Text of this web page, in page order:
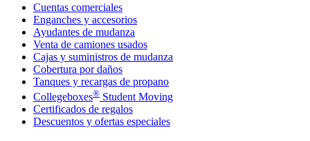
Cuentas comerciales
Enganches y accesorios
Ayudantes de mudanza
Venta de camiones usados
Cajas y suministros de mudanza
Cobertura por daños
Tanques y recargas de propano
Collegeboxes® Student Moving
Certificados de regalos
Descuentos y ofertas especiales